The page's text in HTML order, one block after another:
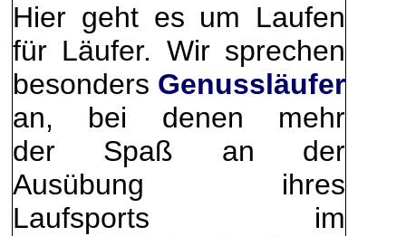
Hier geht es um Laufen
für Läufer. Wir sprechen
besonders Genussläufer
an, bei denen mehr
der Spaß an der
Ausübung ihres
Laufsports im